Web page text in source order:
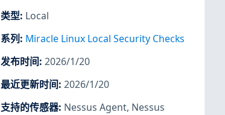
类型: Local
系列 : Miracle Linux Local Security Checks
发布时间: 2026/1/20
最近更新时间: 2026/1/20
支持的传感器: Nessus Agent, Nessus